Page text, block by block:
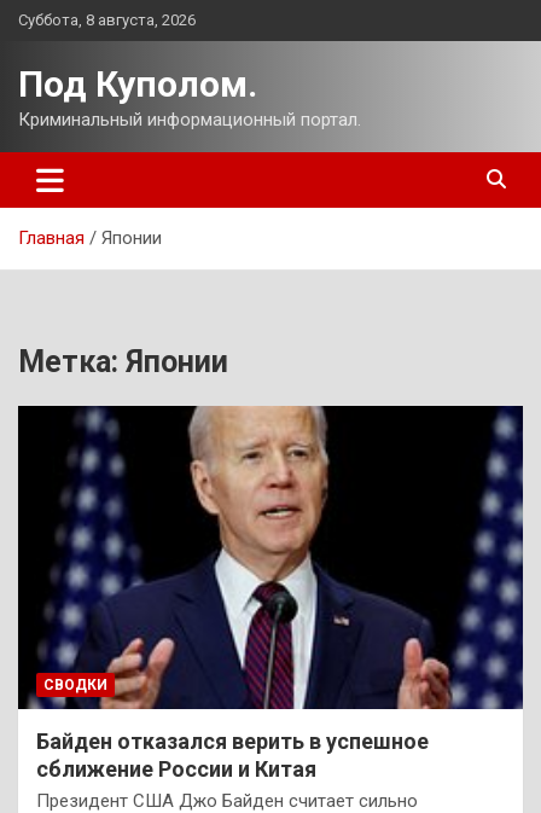
Перейти
Суббота, 8 августа, 2026
Под Куполом.
Криминальный информационный портал.
Главная Японии
Метка: Японии
СВОДКИ
Байден отказался верить в успешное
сближение России и Китая
Президент США Джо Байден считает сильно